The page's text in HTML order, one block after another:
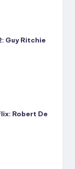
Guy Ritchie
Robert De